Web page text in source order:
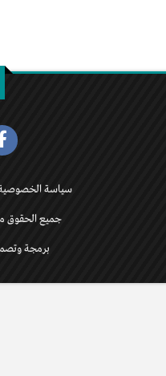
سياسة
جميع الحقوق
برمجة